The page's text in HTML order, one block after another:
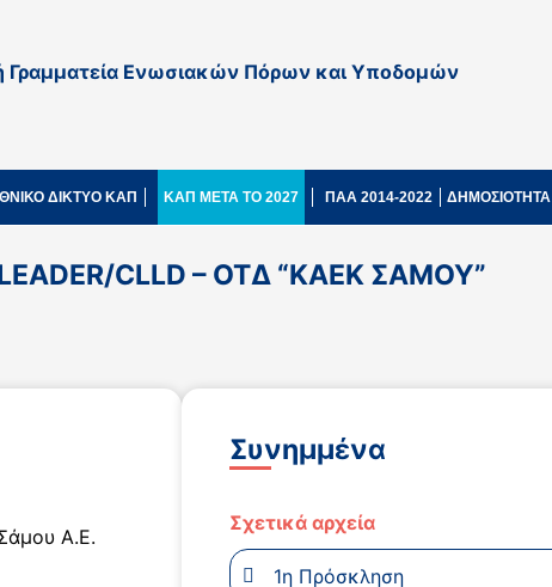
Γραμματεία Ενωσιακών Πόρων και Υποδομών
ΔΙΚΤΥΟ ΚΑΠ ΚΑΠ ΜΕΤΑ ΤΟ 2027 ΠΑΑ 2014-2022 ΔΗΜΟΣΙΟΤΗΤΑ
CLLD – ΟΤΔ “ΚΑΕΚ ΣΑΜΟΥ”
Α.Ε.
Συνημμένα
Σχετικά αρχεία
1η Πρόσκληση